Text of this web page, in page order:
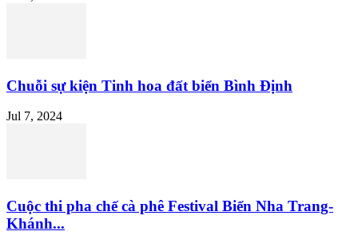
Chuỗi sự kiện Tinh hoa đất biển Bình Định
Jul 7, 2024
Cuộc thi pha chế cà phê Festival Biển Nha Trang-
Khánh...